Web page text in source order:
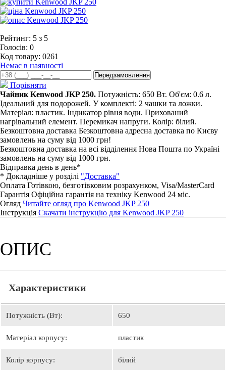
Рейтинг: 5 з 5
Голосів: 0
Код товару: 0261
Немає в наявності
Порівняти
Чайник Kenwood JKP 250. Потужність: 650 Вт. Об'єм: 0.6 л.
Ідеальний для подорожей. У комплекті: 2 чашки та ложки.
Матеріал: пластик. Індикатор рівня води. Прихований
нагрівальний елемент. Перемикач напруги. Колір: білий.
Безкоштовна доставка Безкоштовна адресна доставка по Києву
замовлень на суму від 1000 грн!
Безкоштовна доставка на всі відділення Нова Пошта по Україні
замовлень на суму від 1000 грн.
Відправка день в день*
* Докладніше у розділі "Доставка"
Оплата Готівкою, безготівковим розрахунком, Visa/MasterCard
Гарантія Офіційна гарантія на техніку Kenwood 24 мiс.
Огляд Читайте огляд про Kenwood JKP 250
Інструкція Скачати інструкцію для Kenwood JKP 250
ОПИС
Характеристики
Потужність (Вт): 650
Матеріал корпусу: пластик
Колір корпусу: білий